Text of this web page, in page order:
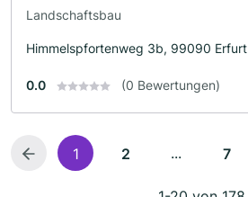
Landschaftsbau
Himmelspfortenweg 3b, 99090 Erfurt
0.0 (0 Bewertungen)
1 2 ... 7